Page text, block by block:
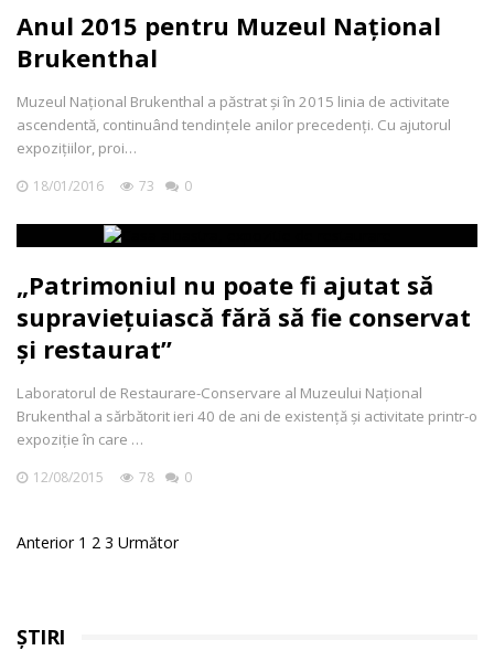
Anul 2015 pentru Muzeul Naţional
Brukenthal
Muzeul Naţional Brukenthal a păstrat şi în 2015 linia de activitate
ascendentă, continuând tendințele anilor precedenți. Cu ajutorul
expoziţiilor, proi…
18/01/2016 73 0
„Patrimoniul nu poate fi ajutat să
supraviețuiască fără să fie conservat
și restaurat”
Laboratorul de Restaurare-Conservare al Muzeului Naţional
Brukenthal a sărbătorit ieri 40 de ani de existență și activitate printr-o
expoziție în care …
12/08/2015 78 0
Posts
Anterior 1 2 3 Următor
ȘTIRI